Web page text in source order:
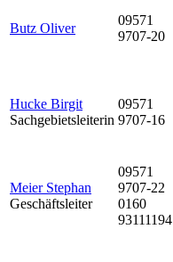
Butz Oliver
09571
9707-20
Hucke Birgit
Sachgebietsleiterin
09571
9707-16
Meier Stephan
Geschäftsleiter
09571
9707-22
0160
93111194